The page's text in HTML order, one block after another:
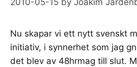
2010-05-15 by Joakim
Nu skapar vi ett nytt svenskt
initiativ, i synnerhet som jag
det blev av 48hrmag till slut.